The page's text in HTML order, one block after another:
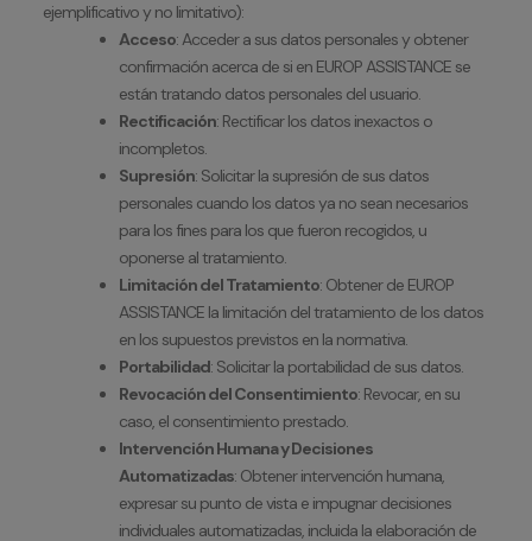
ejemplificativo y no limitativo):
Acceso: Acceder a sus datos personales y obtener
confirmación acerca de si en EUROP ASSISTANCE se
están tratando datos personales del usuario.
Rectificación: Rectificar los datos inexactos o
incompletos.
Supresión: Solicitar la supresión de sus datos
personales cuando los datos ya no sean necesarios
para los fines para los que fueron recogidos, u
oponerse al tratamiento.
Limitación del Tratamiento: Obtener de EUROP
ASSISTANCE la limitación del tratamiento de los datos
en los supuestos previstos en la normativa.
Portabilidad: Solicitar la portabilidad de sus datos.
Revocación del Consentimiento: Revocar, en su
caso, el consentimiento prestado.
Intervención Humana y Decisiones
Automatizadas: Obtener intervención humana,
expresar su punto de vista e impugnar decisiones
individuales automatizadas, incluida la elaboración de